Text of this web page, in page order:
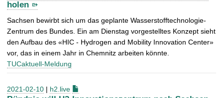
holen
Sachsen bewirbt sich um das geplante Wasserstofftechnologie-
Zentrum des Bundes. Ein am Dienstag vorgestelltes Konzept sieht
den Aufbau des «HIC - Hydrogen and Mobility Innovation Center»
vor, das in einem Jahr in Chemnitz arbeiten könnte.
TUCaktuell-Meldung
2021-02-10 | h2.live